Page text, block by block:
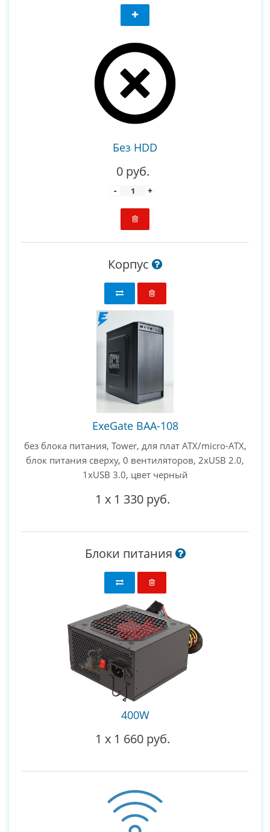
Без HDD
0 руб.
- +
Корпус
ExeGate BAA-108
без блока питания, Tower, для плат ATX/micro-ATX,
блок питания сверху, 0 вентиляторов, 2xUSB 2.0,
1xUSB 3.0, цвет черный
1 x 1 330 руб.
Блоки питания
400W
1 x 1 660 руб.